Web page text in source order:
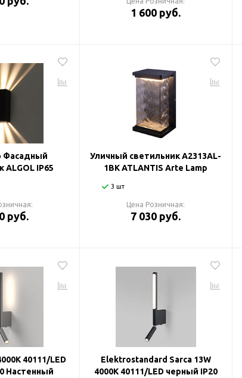
1 600 руб.
Фасадный
ALGOL IP65
руб.
Уличный светильник A2313AL-
1BK ATLANTIS Arte Lamp
3 шт
Цена Розничная:
7 030 руб.
40111/LED
Настенный
Elektrostandard Sarca 13W
4000К 40111/LED черный IP20